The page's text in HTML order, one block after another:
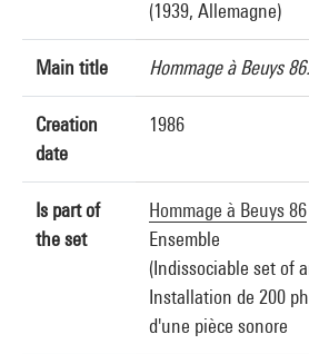
(1939, Allemagne)
Main title Hommage à Beuys
Creation
date
1986
Is part of
the set
Hommage à Beuys 86
Ensemble
(Indissociable set of
Installation de 200
d'une pièce sonore